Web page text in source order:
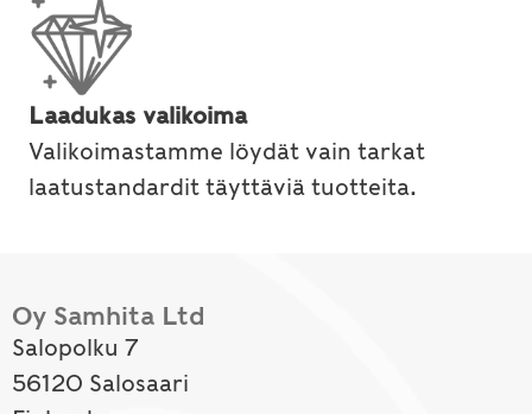
Laadukas valikoima
Valikoimastamme löydät vain tarkat
laatustandardit täyttäviä tuotteita.
Oy Samhita Ltd
Salopolku 7
56120 Salosaari